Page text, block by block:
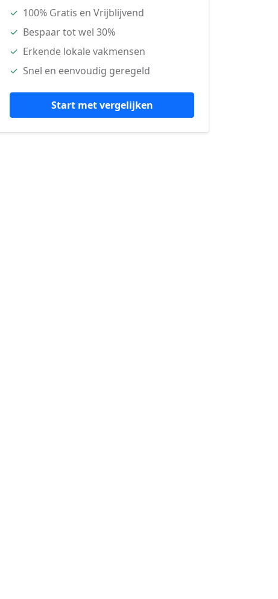
✓ 100% Gratis en Vrijblijvend
✓ Bespaar tot wel 30%
✓ Erkende lokale vakmensen
✓ Snel en eenvoudig geregeld
Start met vergelijken